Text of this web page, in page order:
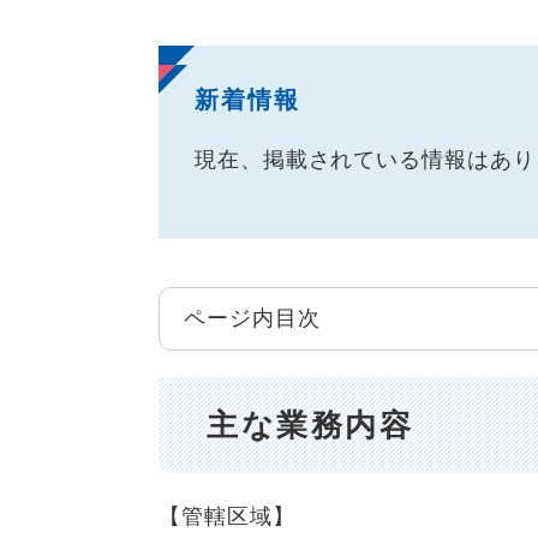
新着情報
現在、掲載されている情報はあ
ページ内目次
主な業務内容
【管轄区域】